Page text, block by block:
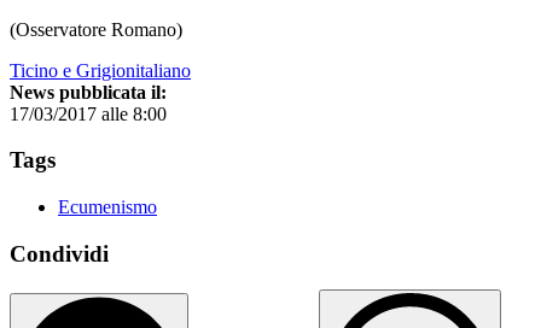
(Osservatore Romano)
Ticino e Grigionitaliano
News pubblicata il:
17/03/2017 alle 8:00
Tags
Ecumenismo
Condividi